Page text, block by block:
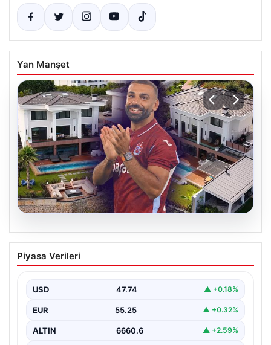
Yan Manşet
Salah’ın Trabzon’da yaşayacağı lüks
villa belli oldu! Resmen yok yok…
Piyasa Verileri
USD 47.74 ▲ +0.18%
EUR 55.25 ▲ +0.32%
ALTIN 6660.6 ▲ +2.59%